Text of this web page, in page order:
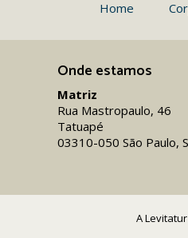
A
Home
Onde estamos
Matriz
Rua Mastropaulo, 46
Tatuapé
03310-050 São Paulo,